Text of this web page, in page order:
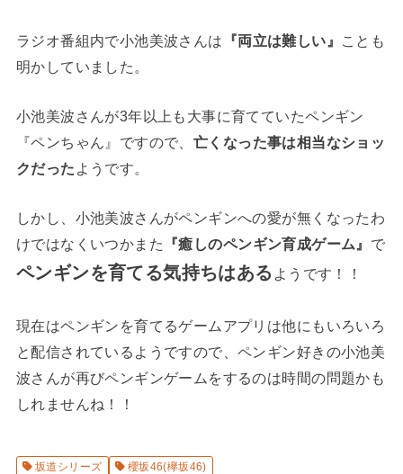
ラジオ番組内で小池美波さんは 『両立は難しい』
ことも
明かしていました。
小池美波さんが3年以上も大事に育てていたペンギン
『ペンちゃん』ですので、 亡くなった事は相当なショッ
クだった ようです。
しかし、小池美波さんがペンギンへの愛が無くなったわ
けではなくいつかまた
『癒しのペンギン育成ゲーム』 で
ペンギンを育てる気持ちはある ようです！！
現在はペンギンを育てるゲームアプリは他にもいろいろ
と配信されているようですので、ペンギン好きの小池美
波さんが再びペンギンゲームをするのは時間の問題かも
しれませんね！！
坂道シリーズ 櫻坂46(欅坂46)